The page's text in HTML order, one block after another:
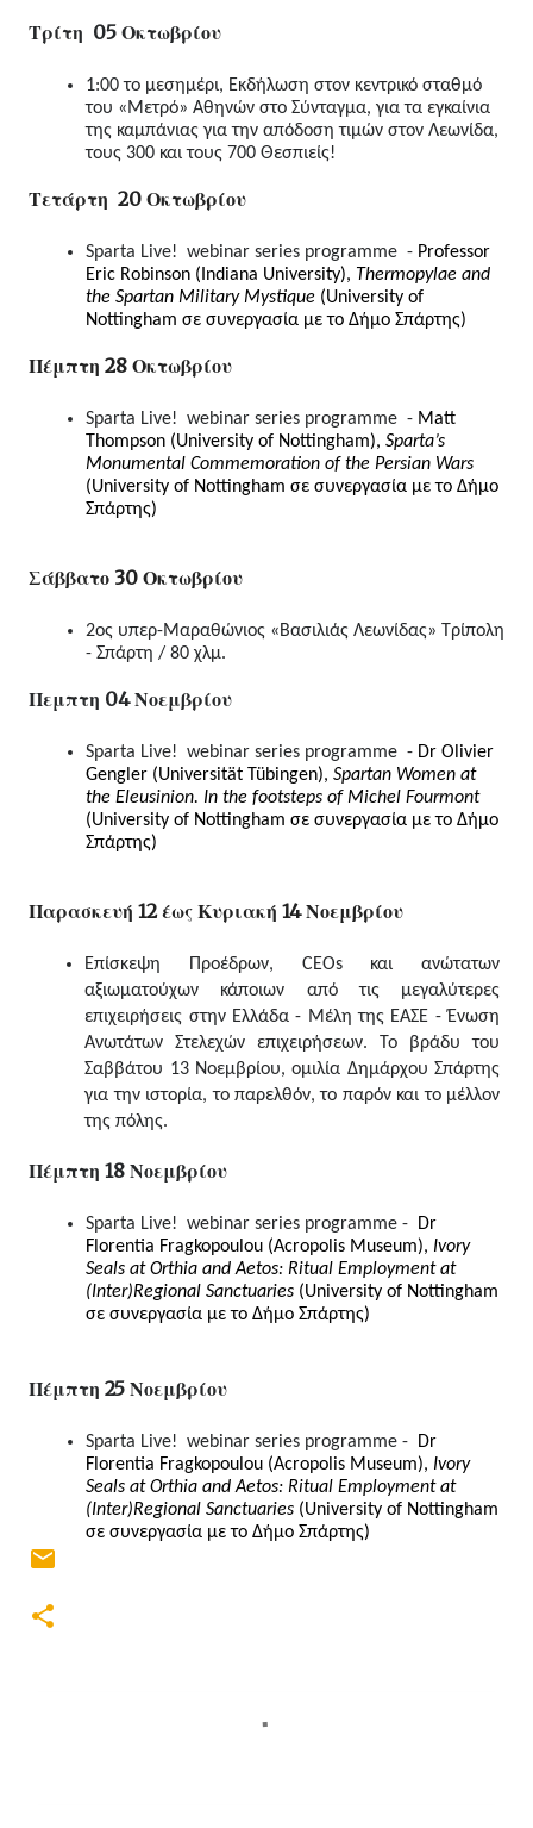
Τρίτη  05 Οκτωβρίου
1:00 το μεσημέρι, Εκδήλωση στον κεντρικό σταθμό
του «Μετρό» Αθηνών στο Σύνταγμα, για τα εγκαίνια
της καμπάνιας για την απόδοση τιμών στον Λεωνίδα,
τους 300 και τους 700 Θεσπιείς!
Τετάρτη  20 Οκτωβρίου
Sparta Live!  webinar series programme  - Professor
Eric Robinson (Indiana University), Thermopylae and
the Spartan Military Mystique (University of
Nottingham σε συνεργασία με το Δήμο Σπάρτης)
Πέμπτη 28 Οκτωβρίου
Sparta Live!  webinar series programme  - Matt
Thompson (University of Nottingham), Sparta’s
(University of Nottingham σε συνεργασία με το Δήμο
Σπάρτης)
Σάββατο 30 Οκτωβρίου
2ος υπερ-Μαραθώνιος «Βασιλιάς Λεωνίδας» Τρίπολη
- Σπάρτη / 80 χλμ.
Πεμπτη 04 Νοεμβρίου
Sparta Live!  webinar series programme  - Dr Olivier
Gengler (Universität Tübingen), Spartan Women at
the Eleusinion. In the footsteps of Michel Fourmont
(University of Nottingham σε συνεργασία με το Δήμο
Σπάρτης)
Παρασκευή 12 έως Κυριακή 14 Νοεμβρίου
Επίσκεψη Προέδρων, CEOs και ανώτατων
αξιωματούχων κάποιων από τις μεγαλύτερες
επιχειρήσεις στην Ελλάδα - Μέλη της ΕΑΣΕ - Ένωση
Ανωτάτων Στελεχών επιχειρήσεων. Το βράδυ του
Σαββάτου 13 Νοεμβρίου, ομιλία Δημάρχου Σπάρτης
για την ιστορία, το παρελθόν, το παρόν και το μέλλον
της πόλης.
Πέμπτη 18 Νοεμβρίου
Sparta Live!  webinar series programme -
Dr
Florentia Fragkopoulou (Acropolis Museum), Ivory
Seals at Orthia and Aetos: Ritual Employment at
(Inter)Regional Sanctuaries (University of Nottingham
σε συνεργασία με το Δήμο Σπάρτης)
Πέμπτη 25 Νοεμβρίου
Sparta Live!  webinar series programme - Dr
Florentia Fragkopoulou (Acropolis Museum), Ivory
Seals at Orthia and Aetos: Ritual Employment at
(Inter)Regional Sanctuaries (University of Nottingham
σε συνεργασία με το Δήμο Σπάρτης)